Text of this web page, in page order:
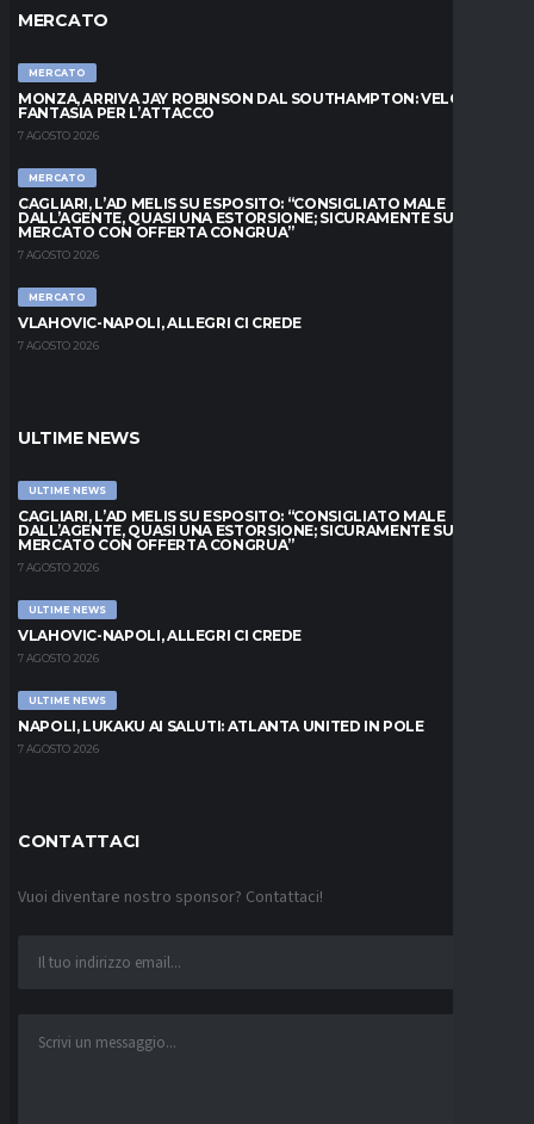
MERCATO
MERCATO
MONZA, ARRIVA JAY ROBINSON DAL SOUTHAMPTON: VELOCITÀ E
FANTASIA PER L’ATTACCO
7 AGOSTO 2026
MERCATO
CAGLIARI, L’AD MELIS SU ESPOSITO: “CONSIGLIATO MALE
DALL’AGENTE, QUASI UNA ESTORSIONE; SICURAMENTE SUL
MERCATO CON OFFERTA CONGRUA”
7 AGOSTO 2026
MERCATO
VLAHOVIC-NAPOLI, ALLEGRI CI CREDE
7 AGOSTO 2026
ULTIME NEWS
ULTIME NEWS
CAGLIARI, L’AD MELIS SU ESPOSITO: “CONSIGLIATO MALE
DALL’AGENTE, QUASI UNA ESTORSIONE; SICURAMENTE SUL
MERCATO CON OFFERTA CONGRUA”
7 AGOSTO 2026
ULTIME NEWS
VLAHOVIC-NAPOLI, ALLEGRI CI CREDE
7 AGOSTO 2026
ULTIME NEWS
NAPOLI, LUKAKU AI SALUTI: ATLANTA UNITED IN POLE
7 AGOSTO 2026
CONTATTACI
Vuoi diventare nostro sponsor? Contattaci!